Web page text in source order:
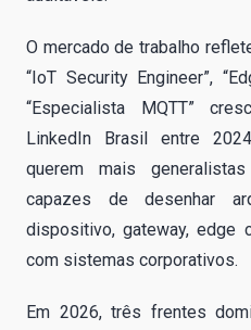
O mercado de trabalho
“IoT Security Engineer”,
“Especialista MQTT”
LinkedIn Brasil entre
querem mais
capazes de desenhar
dispositivo, gateway, edge
com sistemas corporativos.
Em 2026, três frentes